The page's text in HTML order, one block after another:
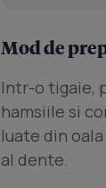
Mod de
Intr-o tigaie,
hamsiile si
luate din
al dente.